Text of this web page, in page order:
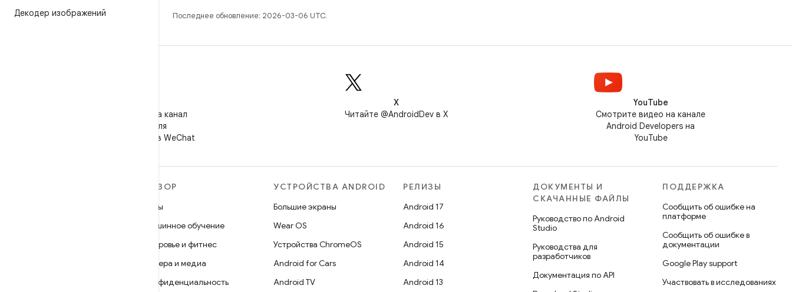
Декодер изображений
Последнее обновление: 2026-03-06 UTC.
Подпишитесь на канал
"Android для
разработчиков" в WeChat
X
Читайте @AndroidDev в X
YouTube
Смотрите видео на канале
Android Developers на
YouTube
ОБЗОР
Игры
Машинное обучение
Здоровье и фитнес
Камера и медиа
Конфиденциальность
УСТРОЙСТВА ANDROID
Большие экраны
Wear OS
Устройства ChromeOS
Android for Cars
Android TV
РЕЛИЗЫ
Android 17
Android 16
Android 15
Android 14
Android 13
ДОКУМЕНТЫ И
СКАЧАННЫЕ ФАЙЛЫ
Руководство по Android
Studio
Руководства для
разработчиков
Документация по API
ПОДДЕРЖКА
Сообщить об ошибке на
платформе
Сообщить об ошибке в
документации
Google Play support
Участвовать в исследованиях